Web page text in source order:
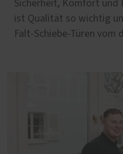
Sicherheit, Komfort und
ist Qualität so wichtig
Falt-Schiebe-Türen vom